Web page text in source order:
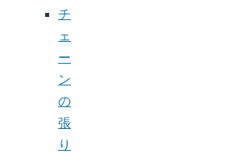
チ
ェ
ー
ン
の
張
り